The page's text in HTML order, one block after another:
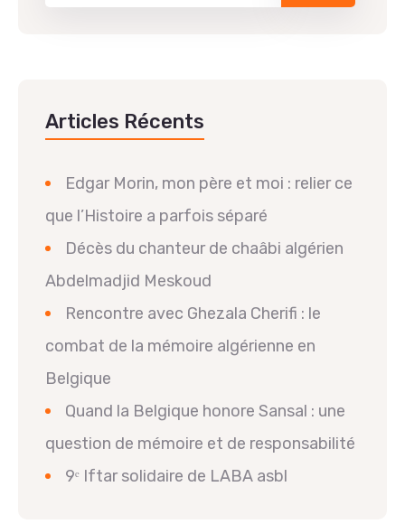
Articles Récents
Edgar Morin, mon père et moi : relier ce
que l’Histoire a parfois séparé
Décès du chanteur de chaâbi algérien
Abdelmadjid Meskoud
Rencontre avec Ghezala Cherifi : le
combat de la mémoire algérienne en
Belgique
Quand la Belgique honore Sansal : une
question de mémoire et de responsabilité
9ᵉ Iftar solidaire de LABA asbl